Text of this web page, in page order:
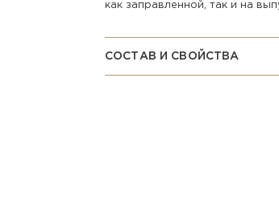
как заправленной, так и на
СОСТАВ И СВОЙСТВА